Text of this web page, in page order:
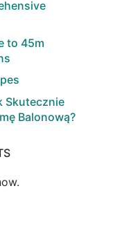
to 45m
Skutecznie
Balonową?